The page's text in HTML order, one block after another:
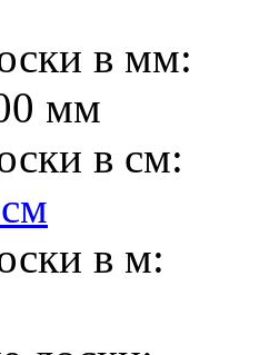
в мм:
мм
в см:
в м: